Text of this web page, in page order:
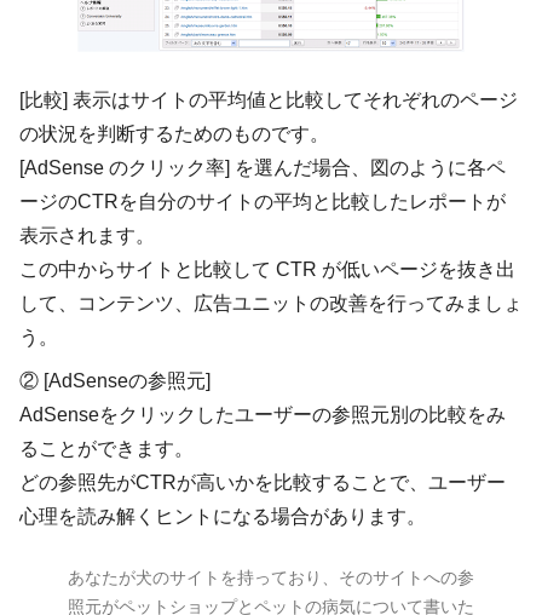
[比較] 表示はサイトの平均値と比較してそれぞれのページ
の状況を判断するためのものです。
[AdSense のクリック率] を選んだ場合、図のように各ペ
ージのCTRを自分のサイトの平均と比較したレポートが
表示されます。
この中からサイトと比較して CTR が低いページを抜き出
して、コンテンツ、広告ユニットの改善を行ってみましょ
う。
② [AdSenseの参照元]
AdSenseをクリックしたユーザーの参照元別の比較をみ
ることができます。
どの参照先がCTRが高いかを比較することで、ユーザー
心理を読み解くヒントになる場合があります。
あなたが犬のサイトを持っており、そのサイトへの参
照元がペットショップとペットの病気について書いた